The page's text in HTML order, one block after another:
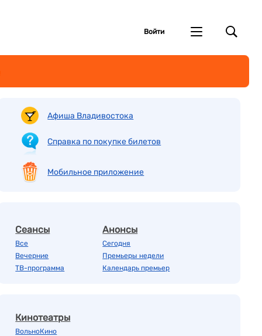
Войти
Афиша Владивостока
Справка по покупке билетов
Мобильное приложение
Сеансы
Все
Вечерние
ТВ-программа
Анонсы
Сегодня
Премьеры недели
Календарь премьер
Кинотеатры
ВольноКино